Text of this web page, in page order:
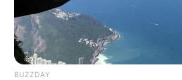
BUZZDAY